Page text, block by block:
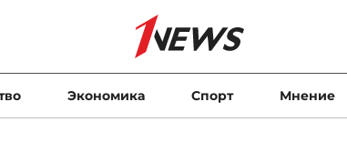
Экономика Спорт Мнение